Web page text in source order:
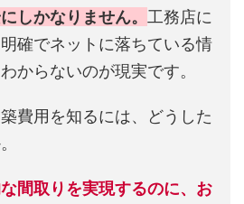
しかなりません。 工務店に
確でネットに落ちている情
からないのが現実です。
費用を知るには、どうした
間取りを実現するのに、お